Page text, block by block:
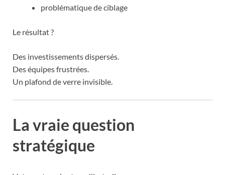
problématique de ciblage
Le résultat ?
Des investissements dispersés.
Des équipes frustrées.
Un plafond de verre invisible.
La vraie question
stratégique